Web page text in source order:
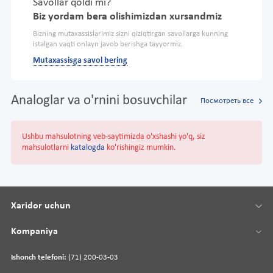
Savollar qoldi mi?
Biz yordam bera olishimizdan xursandmiz
Bizning mutaxassislarimiz sizni qiziqtirgan savollarga kunning
istalgan vaqti onlayn javob berishga tayyormiz.
Mutaxassisga savol bering
Analoglar va o'rnini bosuvchilar Посмотреть все
Ushbu mahsulotning veb-saytimizda o'xshashi yo'q, siz
mahsulotlarni katalogda ko'rishingiz mumkin.
Ishonch telefoni: (71) 200-03-03
Xaridor uchun
Kompaniya